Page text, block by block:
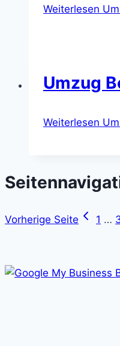
Weiterlesen
Umzug
Weiterlesen
Vorherige Seite 1 …